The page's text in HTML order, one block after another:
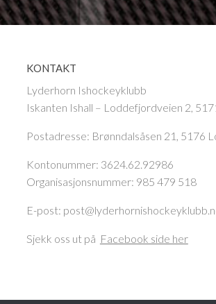
KONTAKT
Lyderhorn Ishockeyklubb
Iskanten Ishall – Loddefjordveien 2,
Postadresse: Brønndalsåsen 21, 5176
Kontonummer: 3624.62.92986
Organisasjonsnummer: 985 479 518
E-post:
Sjekk oss ut på Facebook side her